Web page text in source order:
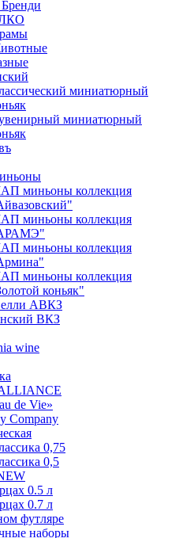
миниатюрный
миниатюрный
миньоны коллекция
миньоны коллекция
миньоны коллекция
миньоны коллекция
коньяк"
АВКЗ
ВКЗ
wine
de Vie»
Company
0,75
0,5
0.5 л
0.7 л
футляре
наборы